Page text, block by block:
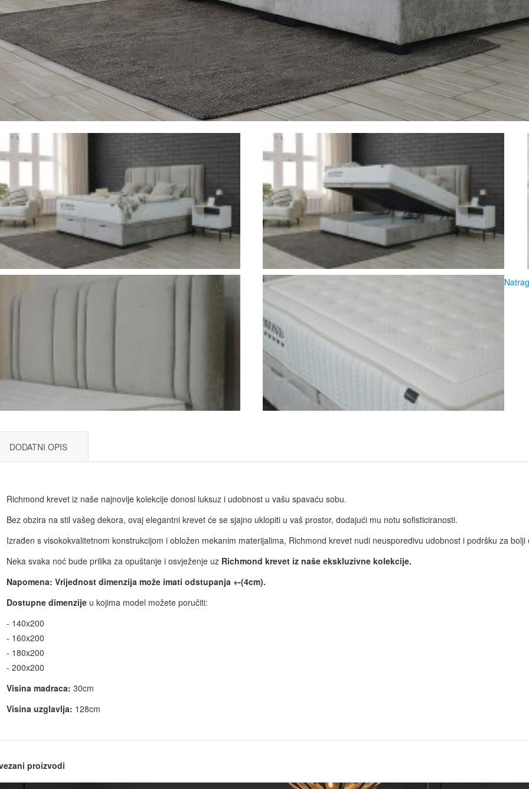
DODATNI OPIS
Richmond krevet iz naše najnovije kolekcije donosi luksuz i udobnost u vašu spavaću sobu.
Bez obzira na stil vašeg dekora, ovaj elegantni krevet će se sjajno uklopiti u vaš prostor, dodajući mu notu sofisticiranosti.
Izrađen s visokokvalitetnom konstrukcijom i obložen mekanim materijalima, Richmond krevet nudi neusporedivu udobnost i podršku za
Neka svaka noć bude prilika za opuštanje i osvježenje uz Richmond krevet iz naše ekskluzivne kolekcije.
Napomena: Vrijednost dimenzija može imati odstupanja +-(4cm).
Dostupne dimenzije u kojima model možete poručiti:
- 140x200
- 160x200
- 180x200
- 200x200
Visina madraca: 30cm
Visina uzglavlja: 128cm
proizvodi